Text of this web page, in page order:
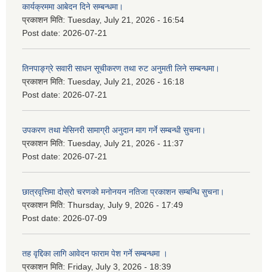
कार्यक्रममा आबेदन दिने सम्बन्धमा।
प्रकाशन मिति: Tuesday, July 21, 2026 - 16:54
Post date: 2026-07-21
तिनपाङ्ग्रे सवारी साधन सूचीकरण तथा रुट अनुमती लिने सम्बन्धमा।
प्रकाशन मिति: Tuesday, July 21, 2026 - 16:18
Post date: 2026-07-21
उपकरण तथा मेसिनरी सामाग्री अनुदान माग गर्ने सम्बन्धी सुचना।
प्रकाशन मिति: Tuesday, July 21, 2026 - 11:37
Post date: 2026-07-21
छात्रवृत्तिमा दोस्रो चरणको मनोनयन नतिजा प्रकाशन सम्बन्धि सुचना।
प्रकाशन मिति: Thursday, July 9, 2026 - 17:49
Post date: 2026-07-09
तह वृद्दिका लागि आवेदन फाराम पेश गर्ने सम्बन्धमा ।
प्रकाशन मिति: Friday, July 3, 2026 - 18:39